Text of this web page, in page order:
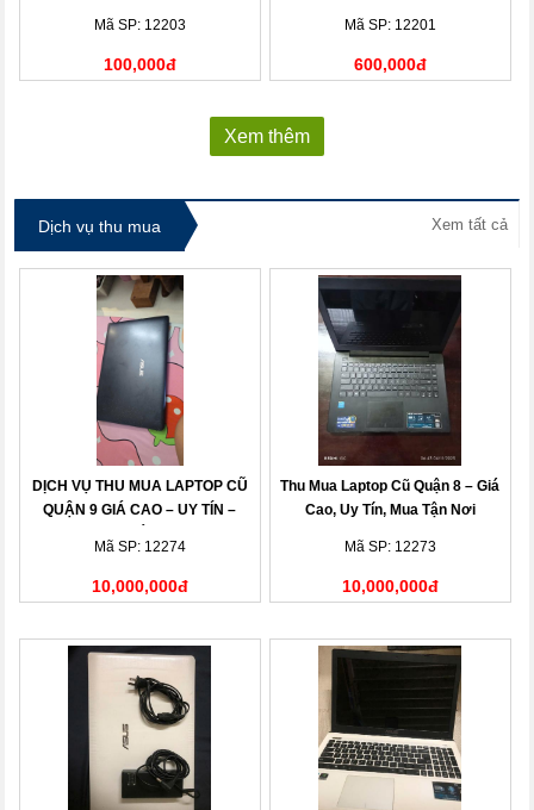
Mã SP: 12203
100,000đ
Mã SP: 12201
600,000đ
Xem thêm
Dịch vụ thu mua Xem tất cả
DỊCH VỤ THU MUA LAPTOP CŨ
QUẬN 9 GIÁ CAO – UY TÍN –
Mã SP: 12274
10,000,000đ
Thu Mua Laptop Cũ Quận 8 – Giá
Cao, Uy Tín, Mua Tận Nơi
Mã SP: 12273
10,000,000đ